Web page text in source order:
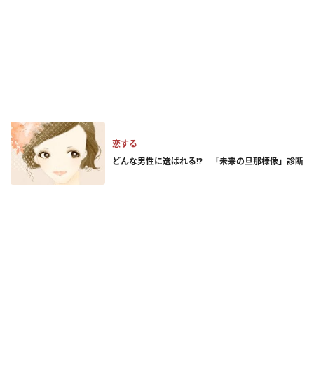
恋する
どんな男性に選ばれる!? 「未来の旦那様像」診断